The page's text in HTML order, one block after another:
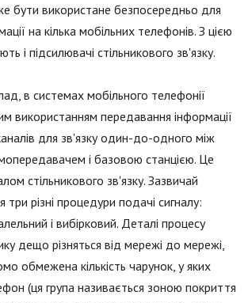
бути використане безпосередньо для
на кілька мобільних телефонів. З цією
і підсилювачі стільникового зв'язку.
в системах мобільного телефонії
використанням передавання інформації
для зв'язку один-до-одного між
і базовою станцією. Це
стільникового зв'язку. Зазвичай
різні процедури подачі сигналу:
і вибірковий. Деталі процесу
дещо різняться від мережі до мережі,
обмежена кількість чарунок, у яких
(ця група називається зоною покриття